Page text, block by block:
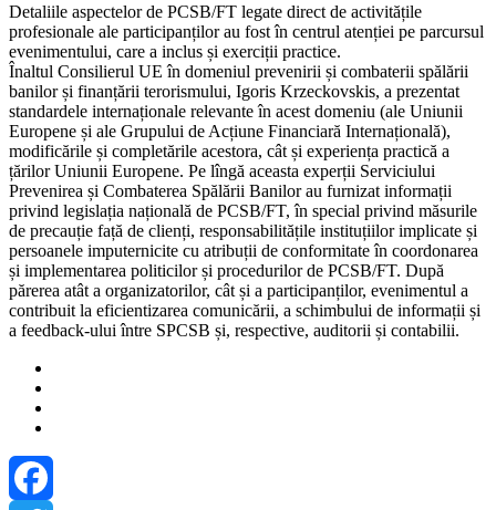
Detaliile aspectelor de PCSB/FT legate direct de activitățile
profesionale ale participanților au fost în centrul atenției pe parcursul
evenimentului, care a inclus și exerciții practice.
Înaltul Consilierul UE în domeniul prevenirii și combaterii spălării
banilor și finanțării terorismului, Igoris Krzeckovskis, a prezentat
standardele internaționale relevante în acest domeniu (ale Uniunii
Europene și ale Grupului de Acțiune Financiară Internațională),
modificările și completările acestora, cât și experiența practică a
țărilor Uniunii Europene. Pe lîngă aceasta experții Serviciului
Prevenirea și Combaterea Spălării Banilor au furnizat informații
privind legislația națională de PCSB/FT, în special privind măsurile
de precauție față de clienți, responsabilitățile instituțiilor implicate și
persoanele imputernicite cu atribuții de conformitate în coordonarea
și implementarea politicilor și procedurilor de PCSB/FT. După
părerea atât a organizatorilor, cât și a participanților, evenimentul a
contribuit la eficientizarea comunicării, a schimbului de informații și
a feedback-ului între SPCSB și, respective, auditorii și contabilii.